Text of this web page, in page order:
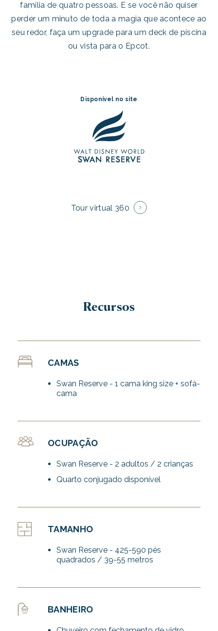
família de quatro pessoas. E se você não quiser
perder um minuto de toda a magia que acontece ao
seu redor, faça um upgrade para um deck de piscina
ou vista para o Epcot.
Disponível no site
Tour virtual 360
Recursos
CAMAS
Swan Reserve - 1 cama king size + sofá-
cama
OCUPAÇÃO
Swan Reserve - 2 adultos / 2 crianças
Quarto conjugado disponível
TAMANHO
Swan Reserve - 425-590 pés
quadrados / 39-55 metros
BANHEIRO